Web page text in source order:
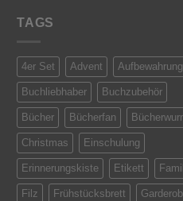
TAGS
4er Set Advent Aufbewahrung
Buchliebhaber Buchzubehör
Bücher Bücherfan
Christmas Einschulung
Erinnerungskiste Etikett
Filz Frühstücksbrett